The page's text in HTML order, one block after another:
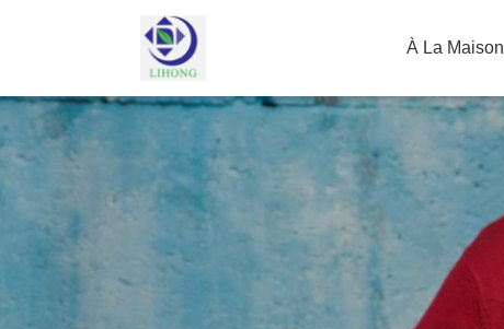
À La Maison